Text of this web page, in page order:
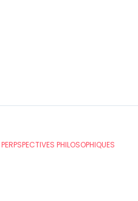
PERPSPECTIVES PHILOSOPHIQUES